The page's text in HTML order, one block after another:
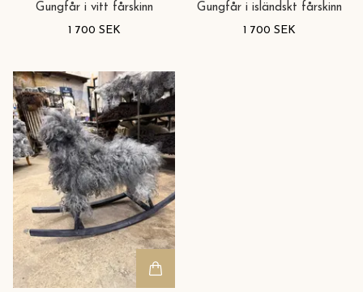
Gungfår i vitt fårskinn
1 700 SEK
Gungfår i isländskt fårskinn
1 700 SEK